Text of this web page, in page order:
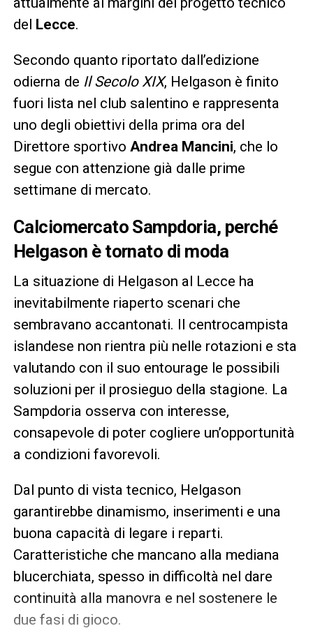
del Lecce.
Secondo quanto riportato dall’edizione
odierna de Il Secolo XIX, Helgason è finito
fuori lista nel club salentino e rappresenta
uno degli obiettivi della prima ora del
Direttore sportivo Andrea Mancini, che lo
segue con attenzione già dalle prime
settimane di mercato.
Calciomercato Sampdoria, perché
Helgason è tornato di moda
La situazione di Helgason al Lecce ha
inevitabilmente riaperto scenari che
sembravano accantonati. Il centrocampista
islandese non rientra più nelle rotazioni e sta
valutando con il suo entourage le possibili
soluzioni per il prosieguo della stagione. La
Sampdoria osserva con interesse,
consapevole di poter cogliere un’opportunità
a condizioni favorevoli.
Dal punto di vista tecnico, Helgason
garantirebbe dinamismo, inserimenti e una
buona capacità di legare i reparti.
Caratteristiche che mancano alla mediana
blucerchiata, spesso in difficoltà nel dare
continuità alla manovra e nel sostenere le
due fasi di gioco.